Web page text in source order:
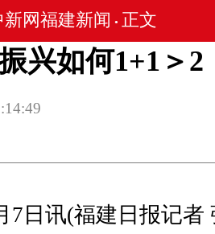
新网福建新闻 • 正文
兴如何1+1＞2
讯(福建日报记者